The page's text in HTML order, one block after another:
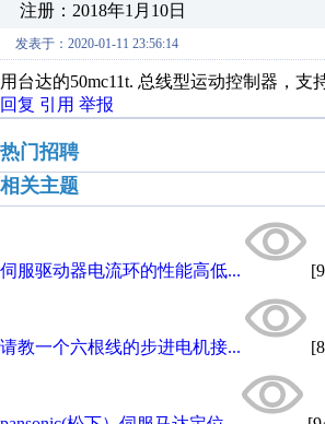
注册：2018年1月10日
发表于：2020-01-11 23:56:14
用台达的50mc11t. 总线型运动控制器，支
回复 引用 举报
热门招聘
相关主题
伺服驱动器电流环的性能高低...
请教一个六根线的步进电机接...